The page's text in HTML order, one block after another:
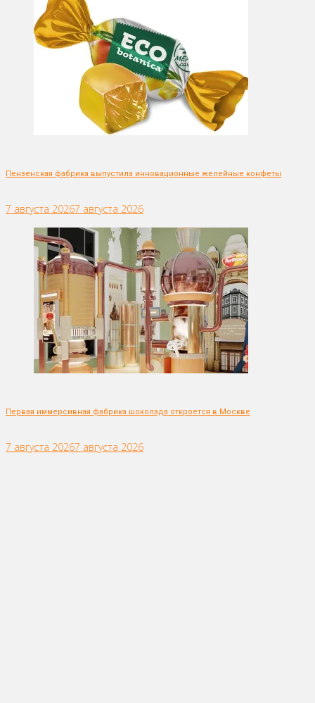
Пензенская фабрика выпустила инновационные желейные конфеты
7 августа 20267 августа 2026
Первая иммерсивная фабрика шоколада откроется в Москве
7 августа 20267 августа 2026